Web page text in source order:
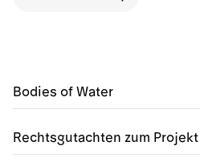
Bodies of Water
Rechtsgutachten zum